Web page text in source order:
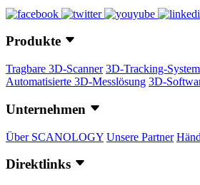
Produkte
Tragbare 3D-Scanner 3D-Tracking-System
Automatisierte 3D-Messlösung 3D-
Unternehmen
Über SCANOLOGY Unsere Partner
Direktlinks